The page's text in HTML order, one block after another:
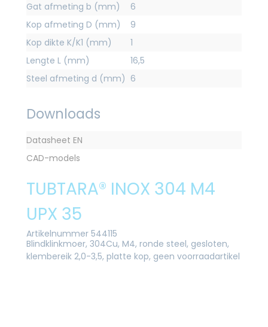
Gat afmeting b (mm)
6
Kop afmeting D (mm)
9
Kop dikte K/K1 (mm)
1
Lengte L (mm)
16,5
Steel afmeting d (mm) 6
Downloads
Datasheet EN
CAD-models
TUBTARA® INOX 304 M4
UPX 35
Artikelnummer 544115
Blindklinkmoer, 304Cu, M4, ronde steel, gesloten,
klembereik 2,0-3,5, platte kop, geen voorraadartikel